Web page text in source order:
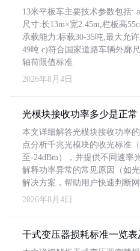
13米平板车主要技术参数包括:
尺寸:长13m×宽2.45m,栏板高
承载能力:标载30-35吨,最大允
49吨 c)符合国家道路车辆外廓
轴荷限值标准
2026年8月4日
光模块接收功率多少是正常
本文详细解答光模块接收功率
点分析千兆光模块的收光标准
至-24dBm），并提供不同速率
解释功率异常的常见原因（如
解决方案，帮助用户快速判断网
2026年8月4日
干式变压器损耗标准一览